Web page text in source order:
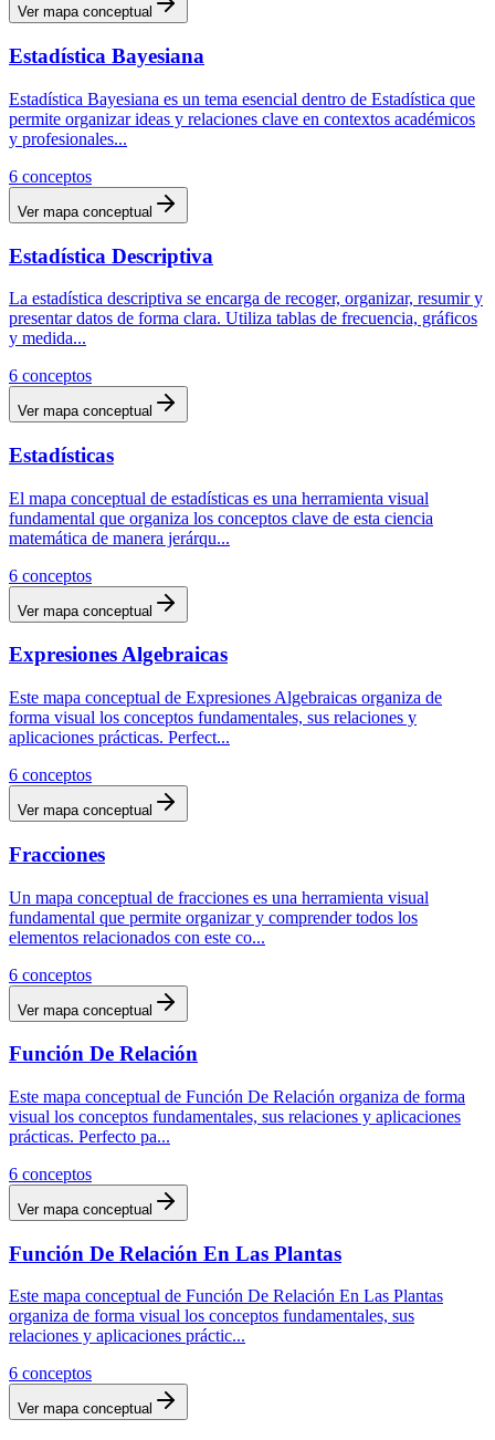
Ver mapa conceptual
Estadística Bayesiana
Estadística Bayesiana es un tema esencial dentro de Estadística que
permite organizar ideas y relaciones clave en contextos académicos
y profesionales...
6 conceptos
Ver mapa conceptual
Estadística Descriptiva
La estadística descriptiva se encarga de recoger, organizar, resumir y
presentar datos de forma clara. Utiliza tablas de frecuencia, gráficos
y medida...
6 conceptos
Ver mapa conceptual
Estadísticas
El mapa conceptual de estadísticas es una herramienta visual
fundamental que organiza los conceptos clave de esta ciencia
matemática de manera jerárqu...
6 conceptos
Ver mapa conceptual
Expresiones Algebraicas
Este mapa conceptual de Expresiones Algebraicas organiza de
forma visual los conceptos fundamentales, sus relaciones y
aplicaciones prácticas. Perfect...
6 conceptos
Ver mapa conceptual
Fracciones
Un mapa conceptual de fracciones es una herramienta visual
fundamental que permite organizar y comprender todos los
elementos relacionados con este co...
6 conceptos
Ver mapa conceptual
Función De Relación
Este mapa conceptual de Función De Relación organiza de forma
visual los conceptos fundamentales, sus relaciones y aplicaciones
prácticas. Perfecto pa...
6 conceptos
Ver mapa conceptual
Función De Relación En Las Plantas
Este mapa conceptual de Función De Relación En Las Plantas
organiza de forma visual los conceptos fundamentales, sus
relaciones y aplicaciones práctic...
6 conceptos
Ver mapa conceptual